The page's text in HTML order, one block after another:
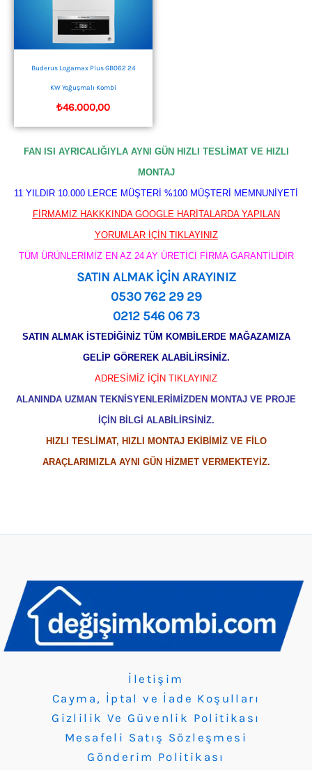
Buderus Logamax Plus GB062 24
KW Yoğuşmalı Kombi
₺46.000,00
FAN ISI AYRICALIĞIYLA AYNI GÜN HIZLI TESLİMAT VE HIZLI
MONTAJ
11 YILDIR 10.000 LERCE MÜŞTERİ %100 MÜŞTERİ MEMNUNİYETİ
FİRMAMIZ HAKKKINDA GOOGLE HARİTALARDA YAPILAN
YORUMLAR İÇİN TIKLAYINIZ
TÜM ÜRÜNLERİMİZ EN AZ 24 AY ÜRETİCİ FİRMA GARANTİLİDİR
SATIN ALMAK İÇİN ARAYINIZ
0530 762 29 29
0212 546 06 73
SATIN ALMAK İSTEDİĞİNİZ TÜM KOMBİLERDE MAĞAZAMIZA
GELİP GÖREREK ALABİLİRSİNİZ.
ADRESİMİZ İÇİN TIKLAYINIZ
ALANINDA UZMAN TEKNİSYENLERİMİZDEN MONTAJ VE PROJE
İÇİN BİLGİ ALABİLİRSİNİZ.
HIZLI TESLİMAT, HIZLI MONTAJ EKİBİMİZ VE FİLO
ARAÇLARIMIZLA AYNI GÜN HİZMET VERMEKTEYİZ.
İletişim
Cayma, İptal ve İade Koşulları
Gizlilik Ve Güvenlik Politikası
Mesafeli Satış Sözleşmesi
Gönderim Politikası